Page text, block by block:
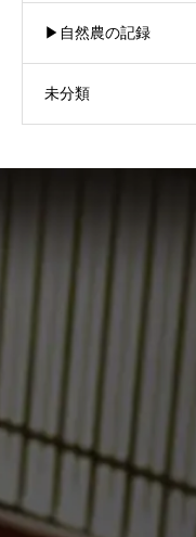
▶︎自然農の記録
未分類